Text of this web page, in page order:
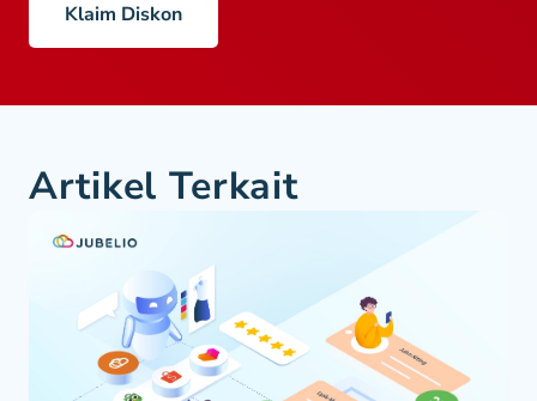
Klaim Diskon
Artikel Terkait